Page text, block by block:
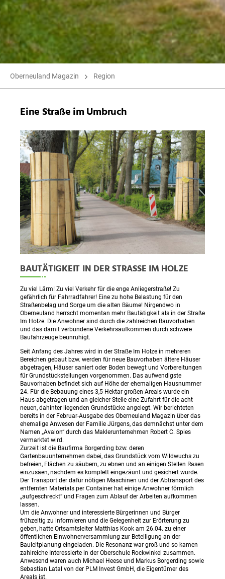
Oberneuland Magazin Region
Eine Straße im Umbruch
BAUTÄTIGKEIT IN DER STRASSE IM HOLZE
Zu viel Lärm! Zu viel Verkehr für die enge Anliegerstraße! Zu
gefährlich für Fahrradfahrer! Eine zu hohe Belastung für den
Straßenbelag und Sorge um die alten Bäume! Nirgendwo in
Oberneuland herrscht momentan mehr Bautätigkeit als in der Straße
Im Holze. Die Anwohner sind durch die zahlreichen Bauvorhaben
und das damit verbundene Verkehrsaufkommen durch schwere
Baufahrzeuge beunruhigt.
Seit Anfang des Jahres wird in der Straße Im Holze in mehreren
Bereichen gebaut bzw. werden für neue Bauvorhaben ältere Häuser
abgetragen, Häuser saniert oder Boden bewegt und Vorbereitungen
für Grundstücksteilungen vorgenommen. Das aufwendigste
Bauvorhaben befindet sich auf Höhe der ehemaligen Hausnummer
24. Für die Bebauung eines 3,5 Hektar großen Areals wurde ein
Haus abgetragen und an gleicher Stelle eine Zufahrt für die acht
neuen, dahinter liegenden Grundstücke angelegt. Wir berichteten
bereits in der Februar-Ausgabe des Oberneuland Magazin über das
ehemalige Anwesen der Familie Jürgens, das demnächst unter dem
Namen „Avalon“ durch das Maklerunternehmen Robert C. Spies
vermarktet wird.
Zurzeit ist die Baufirma Borgerding bzw. deren
Gartenbauunternehmen dabei, das Grundstück vom Wildwuchs zu
befreien, Flächen zu säubern, zu ebnen und an einigen Stellen Rasen
einzusäen, nachdem es komplett eingezäunt und gesichert wurde.
Der Transport der dafür nötigen Maschinen und der Abtransport des
entfernten Materials per Container hat einige Anwohner förmlich
„aufgeschreckt“ und Fragen zum Ablauf der Arbeiten aufkommen
lassen.
Um die Anwohner und interessierte Bürgerinnen und Bürger
frühzeitig zu informieren und die Gelegenheit zur Erörterung zu
geben, hatte Ortsamtsleiter Matthias Kook am 26.04. zu einer
öffentlichen Einwohnerversammlung zur Beteiligung an der
Bauleitplanung eingeladen. Die Resonanz war groß und so kamen
zahlreiche Interessierte in der Oberschule Rockwinkel zusammen.
Anwesend waren auch Michael Heese und Markus Borgerding sowie
Sebastian Latal von der PLM Invest GmbH, die Eigentümer des
Areals ist.